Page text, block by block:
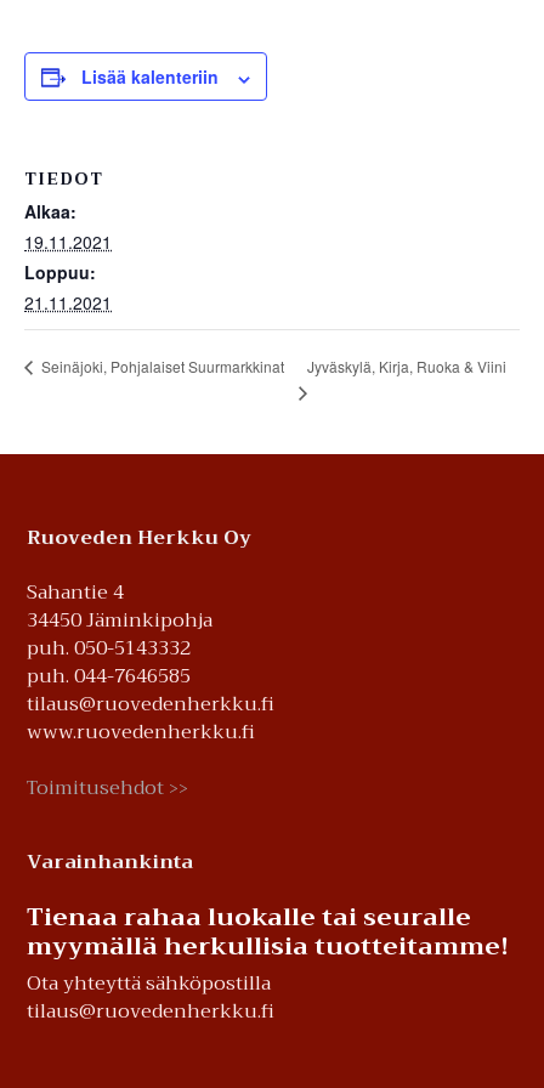
Lisää kalenteriin
TIEDOT
Alkaa:
19.11.2021
Loppuu:
21.11.2021
Seinäjoki, Pohjalaiset Suurmarkkinat Jyväskylä, Kirja, Ruoka & Viini
Footer
Ruoveden Herkku Oy
Sahantie 4
34450 Jäminkipohja
puh. 050-5143332
puh. 044-7646585
tilaus@ruovedenherkku.fi
www.ruovedenherkku.fi
Toimitusehdot >>
Varainhankinta
Tienaa rahaa luokalle tai seuralle
myymällä herkullisia tuotteitamme!
Ota yhteyttä sähköpostilla
tilaus@ruovedenherkku.fi